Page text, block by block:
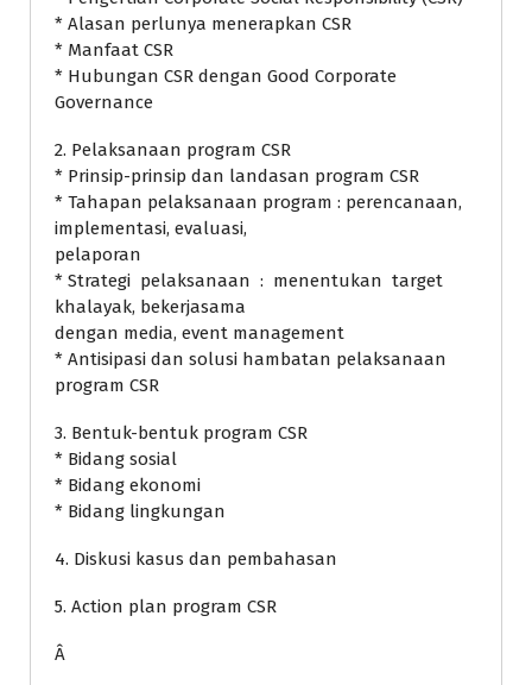
* Alasan perlunya menerapkan CSR
* Manfaat CSR
* Hubungan CSR dengan Good Corporate
Governance
2. Pelaksanaan program CSR
* Prinsip-prinsip dan landasan program CSR
* Tahapan pelaksanaan program : perencanaan,
implementasi, evaluasi,
pelaporan
* Strategi pelaksanaan : menentukan target
khalayak, bekerjasama
dengan media, event management
* Antisipasi dan solusi hambatan pelaksanaan
program CSR
3. Bentuk-bentuk program CSR
* Bidang sosial
* Bidang ekonomi
* Bidang lingkungan
4. Diskusi kasus dan pembahasan
5. Action plan program CSR
Â